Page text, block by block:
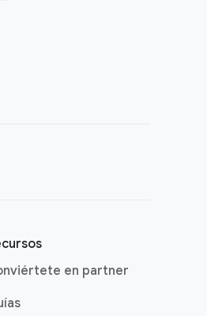
en partner